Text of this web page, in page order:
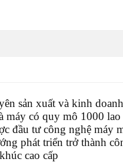
sản xuất và kinh doanh
máy có quy mô 1000
đầu tư công nghệ máy
phát triển trở thành
cao cấp